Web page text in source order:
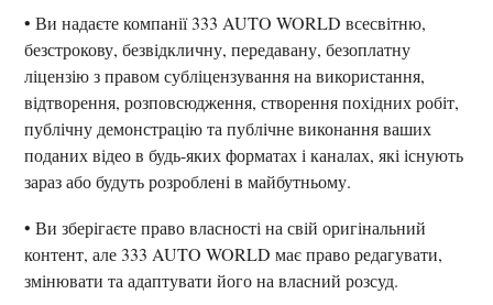
• Ви надаєте компанії 333 AUTO WORLD всесвітню,
безстрокову, безвідкличну, передавану, безоплатну
ліцензію з правом субліцензування на використання,
відтворення, розповсюдження, створення похідних робіт,
публічну демонстрацію та публічне виконання ваших
поданих відео в будь-яких форматах і каналах, які існують
зараз або будуть розроблені в майбутньому.
• Ви зберігаєте право власності на свій оригінальний
контент, але 333 AUTO WORLD має право редагувати,
змінювати та адаптувати його на власний розсуд.